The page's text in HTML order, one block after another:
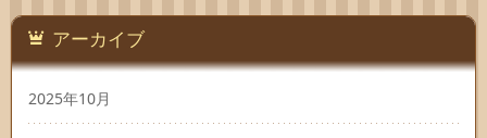
アーカイブ
2025年10月